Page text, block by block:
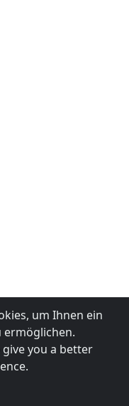
um Ihnen ein
ermöglichen.
you a better